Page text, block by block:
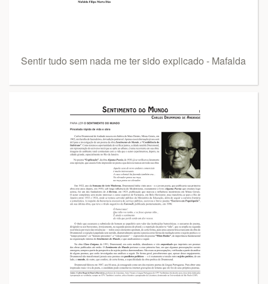
Sentir tudo sem nada me ter sido explicado - Mafalda